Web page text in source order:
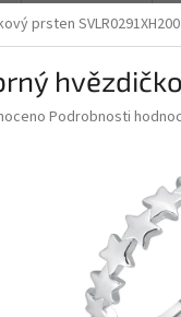
prsten SVLR0291XH200
Podrobnosti